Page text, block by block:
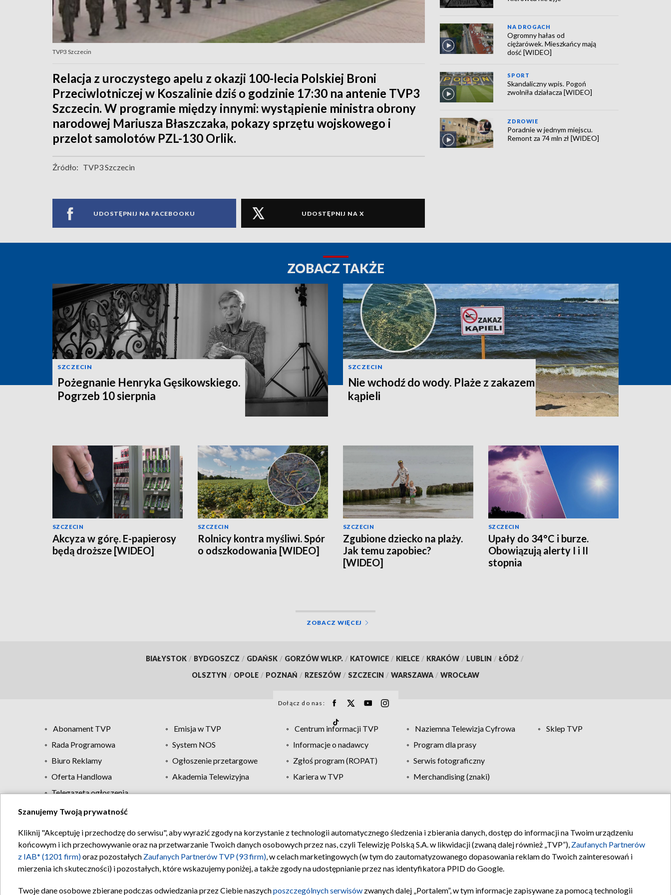
TVP3 Szczecin
Relacja z uroczystego apelu z okazji 100-lecia Polskiej Broni
Przeciwlotniczej w Koszalinie dziś o godzinie 17:30 na antenie TVP3
Szczecin. W programie między innymi: wystąpienie ministra obrony
narodowej Mariusza Błaszczaka, pokazy sprzętu wojskowego i
przelot samolotów PZL-130 Orlik.
Źródło: TVP3 Szczecin
UDOSTĘPNIJ NA FACEBOOKU UDOSTĘPNIJ NA X
NA DROGACH
Ogromny hałas od
ciężarówek. Mieszkańcy mają
dość [WIDEO]
SPORT
Skandaliczny wpis. Pogoń
zwolniła działacza [WIDEO]
ZDROWIE
Poradnie w jednym miejscu.
Remont za 74 mln zł [WIDEO]
ZOBACZ TAKŻE
SZCZECIN
Pożegnanie Henryka Gęsikowskiego.
Pogrzeb 10 sierpnia
SZCZECIN
Nie wchodź do wody. Plaże z zakazem
kąpieli
SZCZECIN
Akcyza w górę. E-papierosy
będą droższe [WIDEO]
SZCZECIN
Rolnicy kontra myśliwi. Spór
o odszkodowania [WIDEO]
SZCZECIN
Zgubione dziecko na plaży.
Jak temu zapobiec?
[WIDEO]
SZCZECIN
Upały do 34°C i burze.
Obowiązują alerty I i II
stopnia
ZOBACZ WIĘCEJ
BIAŁYSTOK / BYDGOSZCZ / GDAŃSK / GORZÓW WLKP. / KATOWICE / KIELCE / KRAKÓW / LUBLIN / ŁÓDŹ /
OLSZTYN / OPOLE / POZNAŃ / RZESZÓW / SZCZECIN / WARSZAWA / WROCŁAW
Dołącz do nas:
Abonament TVP Emisja w TVP Centrum informacji TVP Naziemna Telewizja Cyfrowa
Sklep TVP
Rada Programowa
System NOS Informacje o nadawcy
Program dla prasy
Biuro Reklamy
Ogłoszenie przetargowe Zgłoś program (ROPAT)
Serwis fotograficzny
Oferta Handlowa
Akademia Telewizyjna Kariera w TVP
Merchandising (znaki)
Telegazeta ogłoszenia
Regulamin TVP Polityka prywatności Moje zgody Pomoc Biuro reklamy Kontakt
Szanujemy Twoją prywatność
Kliknij "Akceptuję i przechodzę do serwisu", aby wyrazić zgody na korzystanie z technologii automatycznego śledzenia i zbierania danych, dostęp do informacji na Twoim urządzeniu
końcowym i ich przechowywanie oraz na przetwarzanie Twoich danych osobowych przez nas, czyli Telewizję Polską S.A. w likwidacji (zwaną dalej również „TVP”), Zaufanych Partnerów
z IAB* (1201 firm)oraz pozostałych Zaufanych Partnerów TVP (93 firm), w celach marketingowych (w tym do zautomatyzowanego dopasowania reklam do Twoich zainteresowań i
mierzenia ich skuteczności) i pozostałych, które wskazujemy poniżej, a także zgody na udostępnianie przez nas identyfikatora PPID do Google.
Twoje dane osobowe zbierane podczas odwiedzania przez Ciebie naszychposzczególnych serwisów zwanych dalej „Portalem”, w tym informacje zapisywane za pomocą technologii